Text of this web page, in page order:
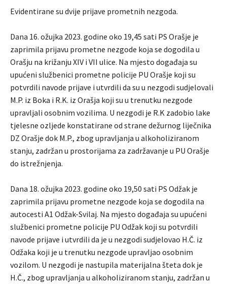
Evidentirane su dvije prijave prometnih nezgoda.
Dana 16. ožujka 2023. godine oko 19,45 sati PS Orašje je
zaprimila prijavu prometne nezgode koja se dogodila u
Orašju na križanju XIV i VII ulice. Na mjesto događaja su
upućeni službenici prometne policije PU Orašje koji su
potvrdili navode prijave i utvrdili da su u nezgodi sudjelovali
M.P. iz Boka i R.K. iz Orašja koji su u trenutku nezgode
upravljali osobnim vozilima. U nezgodi je R.K zadobio lake
tjelesne ozljede konstatirane od strane dežurnog liječnika
DZ Orašje dok M.P., zbog upravljanja u alkoholiziranom
stanju, zadržan u prostorijama za zadržavanje u PU Orašje
do istrežnjenja.
Dana 18. ožujka 2023. godine oko 19,50 sati PS Odžak je
zaprimila prijavu prometne nezgode koja se dogodila na
autocesti A1 Odžak-Svilaj. Na mjesto događaja su upućeni
službenici prometne policije PU Odžak koji su potvrdili
navode prijave i utvrdili da je u nezgodi sudjelovao H.Č. iz
Odžaka koji je u trenutku nezgode upravljao osobnim
vozilom. U nezgodi je nastupila materijalna šteta dok je
H.Č., zbog upravljanja u alkoholiziranom stanju, zadržan u